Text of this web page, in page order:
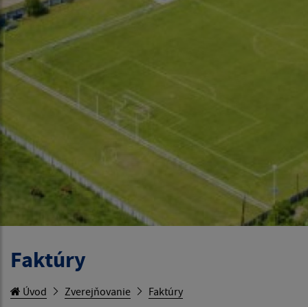
Faktúry
Úvod Zverejňovanie Faktúry